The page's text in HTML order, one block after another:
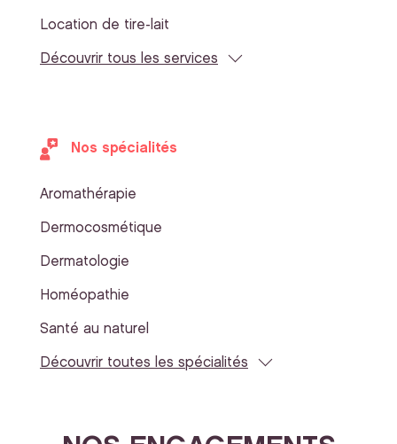
Location de tire-lait
Découvrir tous les services
Nos spécialités
Aromathérapie
Dermocosmétique
Dermatologie
Homéopathie
Santé au naturel
Découvrir toutes les spécialités